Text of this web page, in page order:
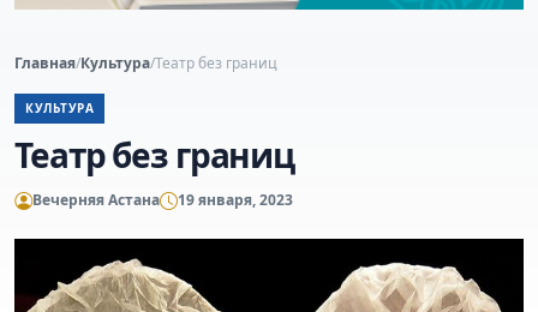
Главная/Культура/Театр без границ
КУЛЬТУРА
Театр без границ
Вечерняя Астана 19 января, 2023